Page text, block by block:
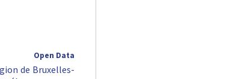
Open Data
de Bruxelles-